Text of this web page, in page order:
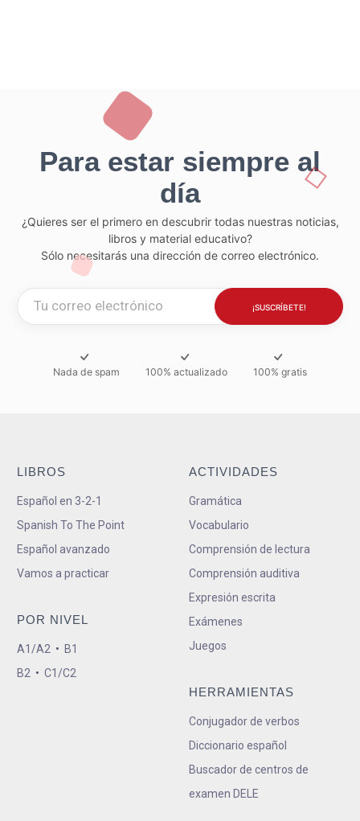
Para estar siempre al
día
¿Quieres ser el primero en descubrir todas nuestras noticias,
libros y material educativo?
Sólo necesitarás una dirección de correo electrónico.
Nada de spam 100% actualizado 100% gratis
LIBROS
Español en 3-2-1
Spanish To The Point
Español avanzado
Vamos a practicar
POR NIVEL
A1/A2 • B1
B2 • C1/C2
ACTIVIDADES
Gramática
Vocabulario
Comprensión de lectura
Comprensión auditiva
Expresión escrita
Exámenes
Juegos
HERRAMIENTAS
Conjugador de verbos
Diccionario español
Buscador de centros de
examen DELE